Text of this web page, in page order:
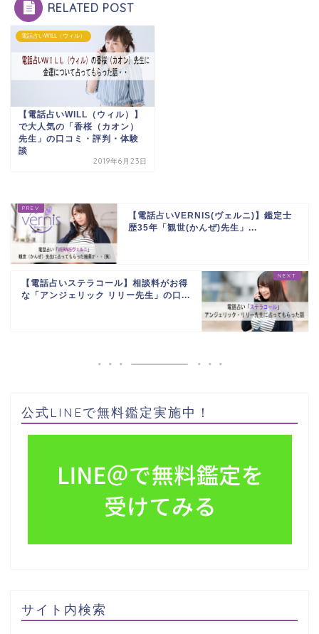
RELATED POST
電話占いWILL（ウィル）
【電話占いWILL（ウィル）】
で大人気の「香桜（カオン）
先生」の口コミ・評判・体験
談
2019年6月23日
【電話占いVERNIS(ヴェルニ)】鑑定士
歴35年「観世(かんぜ)先生」...
【電話占いステラコール】相談料がお得
な「アンジェリック リリー先生」の口...
公式LINEで無料鑑定実施中！
サイト内検索